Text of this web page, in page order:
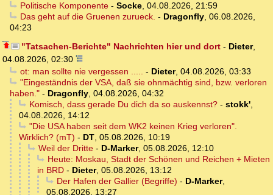
Politische Komponente- Socke, 04.08.2026, 21:59
Das geht auf die Gruenen zurueck. - Dragonfly, 06.08.2026,
04:23
"Tatsachen-Berichte" Nachrichten hier und dort- Dieter,
04.08.2026, 02:30
ot: man sollte nie vergessen ..... - Dieter, 04.08.2026, 03:33
"Eingeständnis der VSA, daß sie ohnmächtig sind, bzw. verloren
haben." - Dragonfly, 04.08.2026, 04:32
Komisch, dass gerade Du dich da so auskennst?- stokk',
04.08.2026, 14:12
"Die USA haben seit dem WK2 keinen Krieg verloren".
Wirklich? (mT) - DT, 05.08.2026, 10:19
Weil der Dritte- D-Marker, 05.08.2026, 12:10
Heute: Moskau, Stadt der Schönen und Reichen + Mieten
in BRD - Dieter, 05.08.2026, 13:12
Der Hafen der Gallier (Begriffe) - D-Marker,
05.08.2026, 13:27